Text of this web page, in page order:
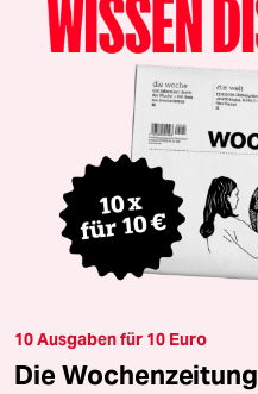
10 Ausgaben für 10 Euro
Die